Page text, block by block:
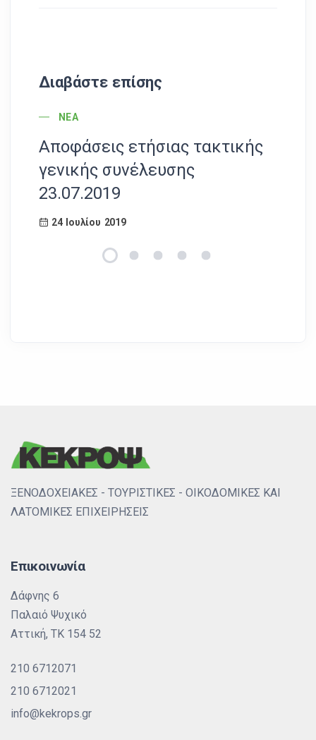
Διαβάστε επίσης
POST CATEGORY
ΝΈΑ
Αποφάσεις ετήσιας τακτικής
γενικής συνέλευσης
23.07.2019
24 Ιουλίου 2019
ΞΕΝΟΔΟΧΕΙΑΚΕΣ - ΤΟΥΡΙΣΤΙΚΕΣ - ΟΙΚΟΔΟΜΙΚΕΣ ΚΑΙ
ΛΑΤΟΜΙΚΕΣ ΕΠΙΧΕΙΡΗΣΕΙΣ
Επικοινωνία
Δάφνης 6
Παλαιό Ψυχικό
Αττική, ΤΚ 154 52
210 6712071
210 6712021
info@kekrops.gr